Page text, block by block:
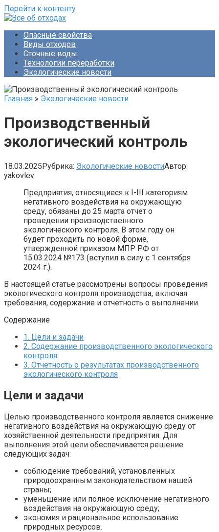
Перейти к контенту
Опасные свойства
Виды отходов
Сточные воды
Технологии переработки
Экологические новости
Главная » Экологические новости
Производственный
экологический контроль
18.03.2025Рубрика: Экологические новостиАвтор:
yakovlev
Предприятия, относящиеся к I-III категориям
негативного воздействия на окружающую
среду, обязаны до 25 марта отчет о
проведении производственного
экологического контроля. В этом году он
будет проходить по новой форме,
утвержденной приказом МПР РФ от
15.03.2024 №173 (вступил в силу с 1 сентября
2024 г.).
В настоящей статье рассмотрены вопросы проведения
экологического контроля производства, включая
требования, содержание и отчетность о выполнении.
Содержание
1. Цели и задачи
2. Содержание производственного экологического
контроля
3. Отчетность о результатах производственного
экологического контроля
Цели и задачи
Целью производственного контроля является снижение
негативного воздействия на окружающую среду от
хозяйственной деятельности предприятия. Для
выполнения этой цели обеспечивается решение
следующих задач:
соблюдение требований, установленных
природоохранным законодательством нашей
страны;
уменьшение или полное исключение негативного
воздействия на окружающую среду;
экономия и рациональное использование
природных ресурсов.